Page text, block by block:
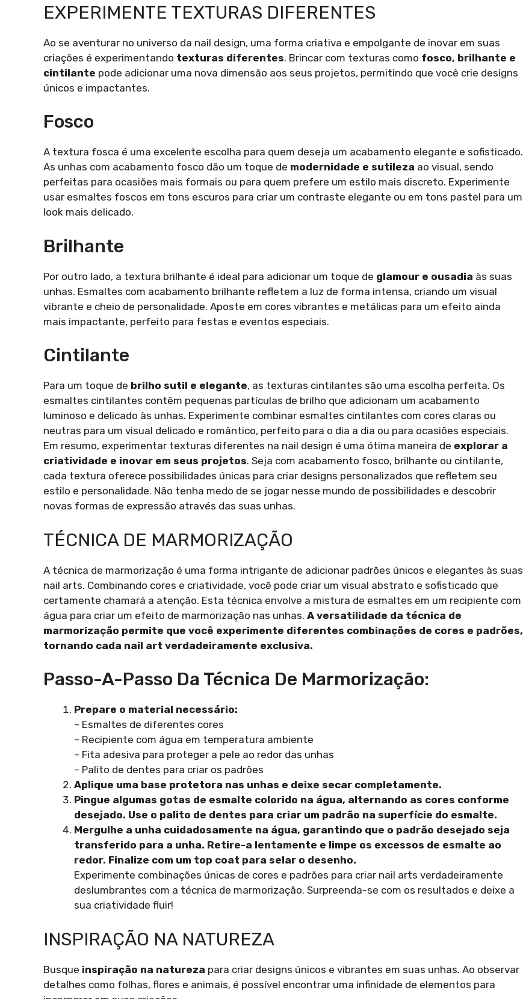
EXPERIMENTE TEXTURAS DIFERENTES
Ao se aventurar no universo da nail design, uma forma criativa e empolgante de inovar em suas
criações é experimentando texturas diferentes. Brincar com texturas como fosco, brilhante e
cintilante pode adicionar uma nova dimensão aos seus projetos, permitindo que você crie designs
únicos e impactantes.
Fosco
A textura fosca é uma excelente escolha para quem deseja um acabamento elegante e sofisticado.
As unhas com acabamento fosco dão um toque de modernidade e sutileza ao visual, sendo
perfeitas para ocasiões mais formais ou para quem prefere um estilo mais discreto. Experimente
usar esmaltes foscos em tons escuros para criar um contraste elegante ou em tons pastel para um
look mais delicado.
Brilhante
Por outro lado, a textura brilhante é ideal para adicionar um toque de glamour e ousadia às suas
unhas. Esmaltes com acabamento brilhante refletem a luz de forma intensa, criando um visual
vibrante e cheio de personalidade. Aposte em cores vibrantes e metálicas para um efeito ainda
mais impactante, perfeito para festas e eventos especiais.
Cintilante
Para um toque de brilho sutil e elegante, as texturas cintilantes são uma escolha perfeita. Os
esmaltes cintilantes contêm pequenas partículas de brilho que adicionam um acabamento
luminoso e delicado às unhas. Experimente combinar esmaltes cintilantes com cores claras ou
neutras para um visual delicado e romântico, perfeito para o dia a dia ou para ocasiões especiais.
Em resumo, experimentar texturas diferentes na nail design é uma ótima maneira de explorar a
criatividade e inovar em seus projetos. Seja com acabamento fosco, brilhante ou cintilante,
cada textura oferece possibilidades únicas para criar designs personalizados que refletem seu
estilo e personalidade. Não tenha medo de se jogar nesse mundo de possibilidades e descobrir
novas formas de expressão através das suas unhas.
TÉCNICA DE MARMORIZAÇÃO
A técnica de marmorização é uma forma intrigante de adicionar padrões únicos e elegantes às suas
nail arts. Combinando cores e criatividade, você pode criar um visual abstrato e sofisticado que
certamente chamará a atenção. Esta técnica envolve a mistura de esmaltes em um recipiente com
água para criar um efeito de marmorização nas unhas. A versatilidade da técnica de
marmorização permite que você experimente diferentes combinações de cores e padrões,
tornando cada nail art verdadeiramente exclusiva.
Passo-A-Passo Da Técnica De Marmorização:
Prepare o material necessário:
– Esmaltes de diferentes cores
– Recipiente com água em temperatura ambiente
– Fita adesiva para proteger a pele ao redor das unhas
– Palito de dentes para criar os padrões
Aplique uma base protetora nas unhas e deixe secar completamente.
Pingue algumas gotas de esmalte colorido na água, alternando as cores conforme
desejado. Use o palito de dentes para criar um padrão na superfície do esmalte.
Mergulhe a unha cuidadosamente na água, garantindo que o padrão desejado seja
transferido para a unha. Retire-a lentamente e limpe os excessos de esmalte ao
redor. Finalize com um top coat para selar o desenho.
Experimente combinações únicas de cores e padrões para criar nail arts verdadeiramente
deslumbrantes com a técnica de marmorização. Surpreenda-se com os resultados e deixe a
sua criatividade fluir!
INSPIRAÇÃO NA NATUREZA
Busque inspiração na natureza para criar designs únicos e vibrantes em suas unhas. Ao observar
detalhes como folhas, flores e animais, é possível encontrar uma infinidade de elementos para